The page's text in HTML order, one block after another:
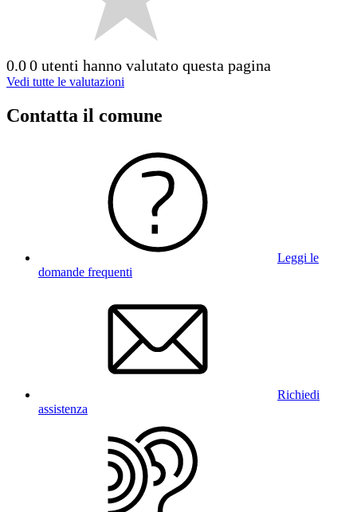
0.00 utenti hanno valutato questa pagina
Vedi tutte le valutazioni
Contatta il comune
Leggi le
domande frequenti
Richiedi
assistenza